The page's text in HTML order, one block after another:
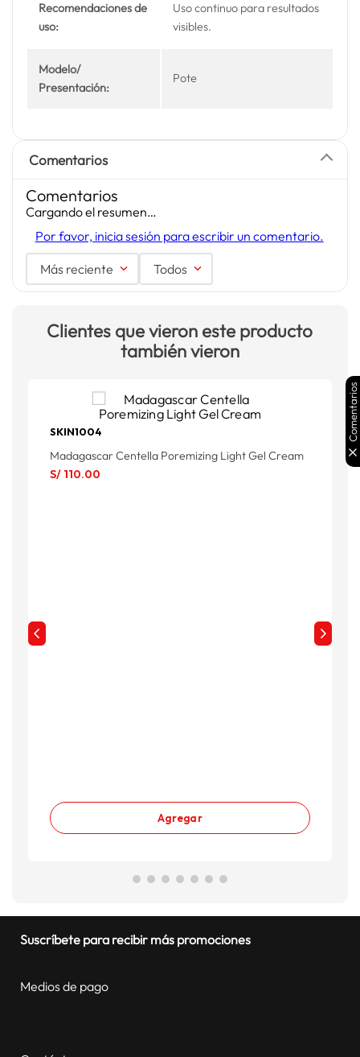
Recomendaciones de
uso:
Uso continuo para resultados
visibles.
Modelo/
Presentación:
Pote
Comentarios
Comentarios
Cargando el resumen…
Por favor, inicia sesión para escribir un comentario.
Más reciente Todos
Clientes que vieron este producto
también vieron
SKIN1004
Madagascar Centella Poremizing Light Gel Cream
S/ 110.00
Agregar
Suscríbete para recibir más promociones
Medios de pago
Comentarios